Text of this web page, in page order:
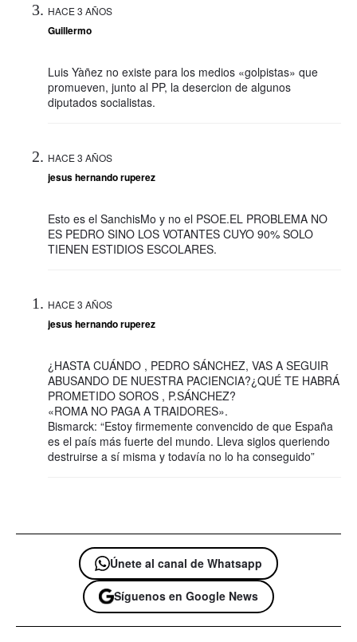
HACE 3 AÑOS
Guillermo
Luis Yàñez no existe para los medios «golpistas» que
promueven, junto al PP, la desercion de algunos
diputados socialistas.
HACE 3 AÑOS
jesus hernando ruperez
Esto es el SanchisMo y no el PSOE.EL PROBLEMA NO
ES PEDRO SINO LOS VOTANTES CUYO 90% SOLO
TIENEN ESTIDIOS ESCOLARES.
HACE 3 AÑOS
jesus hernando ruperez
¿HASTA CUÁNDO , PEDRO SÁNCHEZ, VAS A SEGUIR
ABUSANDO DE NUESTRA PACIENCIA?¿QUÉ TE HABRÁ
PROMETIDO SOROS , P.SÁNCHEZ?
«ROMA NO PAGA A TRAIDORES».
Bismarck: “Estoy firmemente convencido de que España
es el país más fuerte del mundo. Lleva siglos queriendo
destruirse a sí misma y todavía no lo ha conseguido”
Únete al canal de Whatsapp
Síguenos en Google News